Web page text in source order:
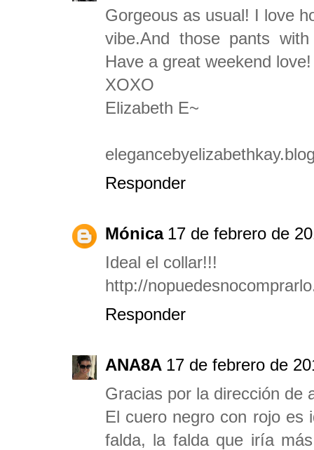
Gorgeous as usual! I love
vibe.And those pants
Have a great weekend love!
XOXO
Elizabeth E~
Responder
Mónica 17 de febrero de
Ideal el collar!!!
http://
Responder
ANA8A 17 de febrero de
Gracias por la dirección de
El cuero negro con rojo es
falda, la falda que iría